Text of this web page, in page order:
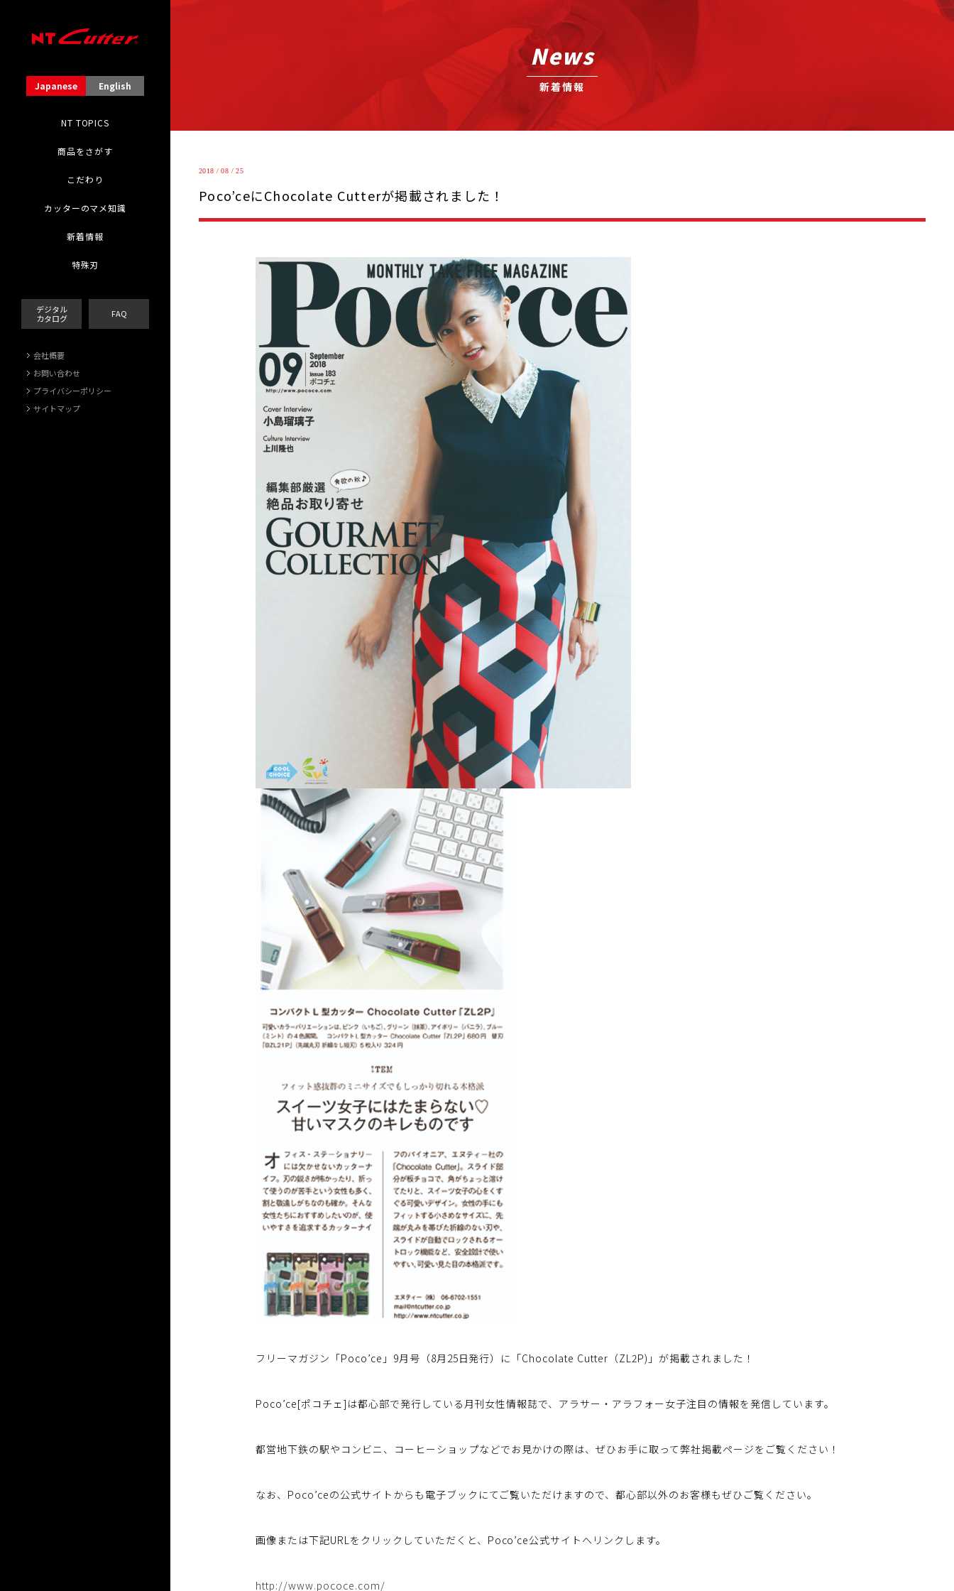
Japanese English
NT TOPICS
商品をさがす
こだわり
カッターのマメ知識
新着情報
特殊刃
デジタル
カタログ
FAQ
会社概要
お問い合わせ
プライバシーポリシー
サイトマップ
News
新着情報
2018 / 08 / 25
Poco’ceにChocolate Cutterが掲載されました！
フリーマガジン「Poco’ce」9月号（8月25日発行）に「Chocolate Cutter（ZL2P)」が掲載されました！
Poco’ce[ポコチェ]は都心部で発行している月刊女性情報誌で、アラサー・アラフォー女子注目の情報を発信しています。
都営地下鉄の駅やコンビニ、コーヒーショップなどでお見かけの際は、ぜひお手に取って弊社掲載ページをご覧ください！
なお、Poco’ceの公式サイトからも電子ブックにてご覧いただけますので、都心部以外のお客様もぜひご覧ください。
画像または下記URLをクリックしていただくと、Poco’ce公式サイトへリンクします。
http://www.pococe.com/